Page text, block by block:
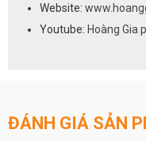
Website:
Youtube: Hoàng Gia
ĐÁNH GIÁ SẢN